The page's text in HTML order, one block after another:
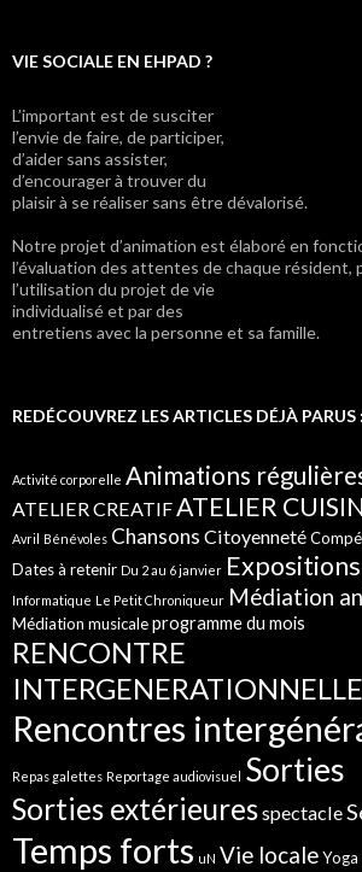
VIE SOCIALE EN EHPAD ?
L’important est de susciter
l’envie de faire, de participer,
d’aider sans assister,
d’encourager à trouver du
plaisir à se réaliser sans être dévalorisé.
Notre projet d’animation est élaboré en
l’évaluation des attentes de chaque résident,
l’utilisation du projet de vie
individualisé et par des
entretiens avec la personne et sa famille.
REDÉCOUVREZ LES ARTICLES DÉJÀ PARUS :
Activité corporelle Animations
ATELIER CREATIFATELIER
Avril Bénévoles Chansons Citoyenneté
Dates à retenir Du 2 au 6 janvier Expositions
Informatique Le Petit Chroniqueur Médiation
Médiation musicaleprogramme du mois
RENCONTRE
INTERGENERATIONNELLE
Rencontres
Repas galettes Reportage audiovisuel Sorties
Sorties extérieuresspectacle
Temps forts uN Vie localeYoga